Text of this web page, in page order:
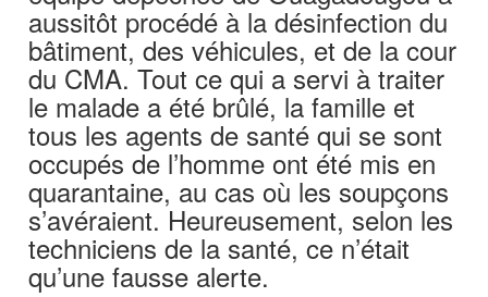
aussitôt procédé à la désinfection du
bâtiment, des véhicules, et de la cour
du CMA. Tout ce qui a servi à traiter
le malade a été brûlé, la famille et
tous les agents de santé qui se sont
occupés de l’homme ont été mis en
quarantaine, au cas où les soupçons
s’avéraient. Heureusement, selon les
techniciens de la santé, ce n’était
qu’une fausse alerte.